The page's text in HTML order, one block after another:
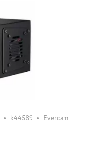
• k44589 • Evercam